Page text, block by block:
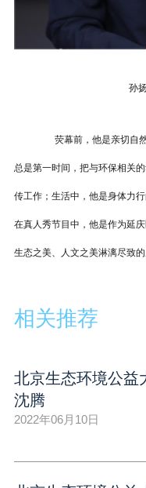
孙
总是第一时间，把与环保相关
传工作；生活中，他是身体力
在真人秀节目中，他是作为延
生态之美、人文之美淋漓尽致的
相关推荐
北京生态环境公
沈腾
2022年06月10日